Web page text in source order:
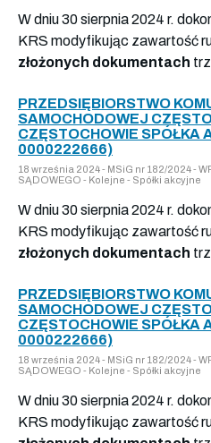
W dniu 30 sierpnia 2024 r.
KRS modyfikując zawartość
złożonych dokumentach
PRZEDSIĘBIORSTWO
SAMOCHODOWEJ
CZĘSTOCHOWIE SPÓŁKA
0000222666)
18 września 2024 - MSiG nr 182/2024 -
SĄDOWEGO - Kolejne - Spółki akcyjne
W dniu 30 sierpnia 2024 r.
KRS modyfikując zawartość
złożonych dokumentach
PRZEDSIĘBIORSTWO
SAMOCHODOWEJ
CZĘSTOCHOWIE SPÓŁKA
0000222666)
18 września 2024 - MSiG nr 182/2024 -
SĄDOWEGO - Kolejne - Spółki akcyjne
W dniu 30 sierpnia 2024 r.
KRS modyfikując zawartość